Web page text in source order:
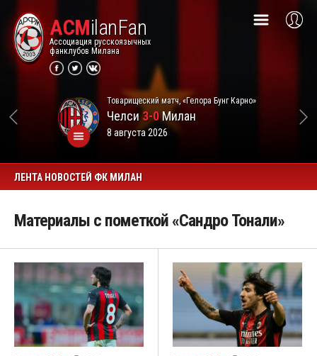
ACMilanFan
Ассоциация русскоязычных
фанклубов Милана
Товарищеский матч, «Гелора Бунг Карно»
Челси3-0Милан
8 августа 2026
ЛЕНТА НОВОСТЕЙ ФК МИЛАН
Материалы с пометкой «Сандро Тонали»